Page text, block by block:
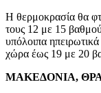
Η θερμοκρασία θα
τους 12 με 15
υπόλοιπα
χώρα έως 19 με 20
ΜΑΚΕΔΟΝΙΑ,